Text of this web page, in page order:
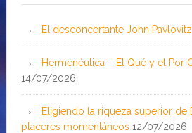
El desconcertante John Pavlovitz
Hermenéutica – El Qué y el Por
14/07/2026
Eligiendo la riqueza superior de
placeres momentáneos 12/07/2026